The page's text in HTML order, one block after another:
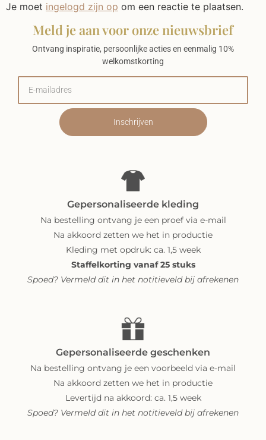
Je moet ingelogd zijn op om een reactie te plaatsen.
Meld je aan voor onze nieuwsbrief
Ontvang inspiratie, persoonlijke acties en eenmalig 10%
welkomstkorting
Inschrijven
Gepersonaliseerde kleding
Na bestelling ontvang je een proef via e-mail
Na akkoord zetten we het in productie
Kleding met opdruk: ca. 1,5 week
Staffelkorting vanaf 25 stuks
Spoed? Vermeld dit in het notitieveld bij afrekenen
Gepersonaliseerde geschenken
Na bestelling ontvang je een voorbeeld via e-mail
Na akkoord zetten we het in productie
Levertijd na akkoord: ca. 1,5 week
Spoed? Vermeld dit in het notitieveld bij afrekenen